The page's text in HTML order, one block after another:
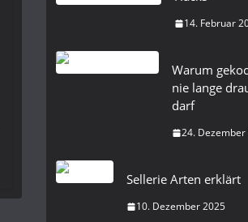
14. Februar
Warum
nie lange
darf
24. Dezember
Sellerie Arten erklärt
10. Dezember 2025